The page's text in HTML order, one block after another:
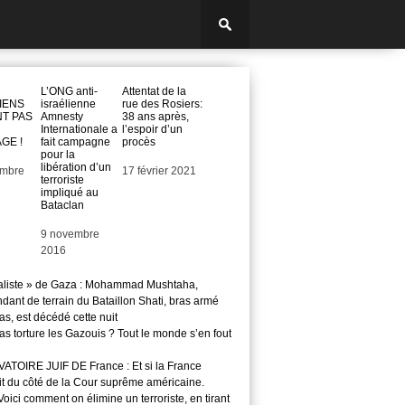
PAS
!
L’ONG anti-
israélienne
Amnesty
Internationale a
fait campagne
pour la
libération d’un
terroriste
impliqué au
Bataclan
Date
9 novembre
2016
Attentat de la
rue des Rosiers:
38 ans après,
l’espoir d’un
procès
Date
17 février 2021
» de Gaza : Mohammad Mushtaha,
de terrain du Bataillon Shati, bras armé
est décédé cette nuit
torture les Gazouis ? Tout le monde s’en fout
JUIF DE France : Et si la France
du côté de la Cour suprême américaine.
comment on élimine un terroriste, en tirant